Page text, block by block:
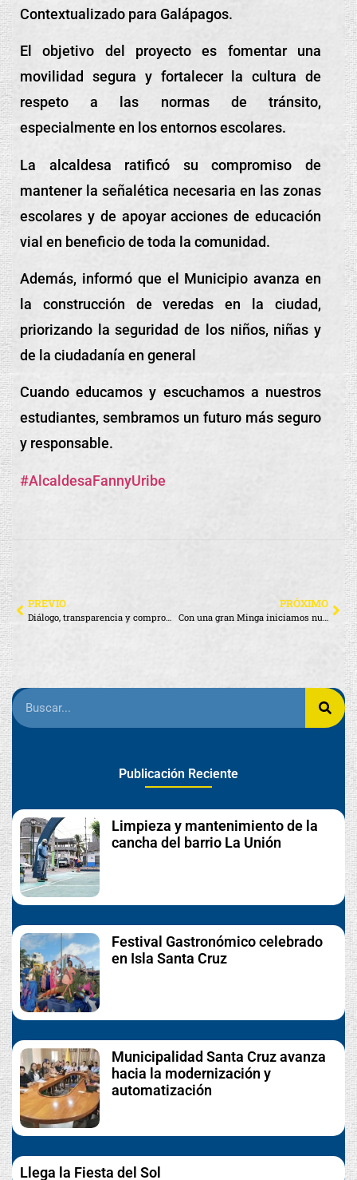
Contextualizado para Galápagos.
El objetivo del proyecto es fomentar una
movilidad segura y fortalecer la cultura de
respeto a las normas de tránsito,
especialmente en los entornos escolares.
La alcaldesa ratificó su compromiso de
mantener la señalética necesaria en las zonas
escolares y de apoyar acciones de educación
vial en beneficio de toda la comunidad.
Además, informó que el Municipio avanza en
la construcción de veredas en la ciudad,
priorizando la seguridad de los niños, niñas y
de la ciudadanía en general
Cuando educamos y escuchamos a nuestros
estudiantes, sembramos un futuro más seguro
y responsable.
#AlcaldesaFannyUribe
PREVIO
Diálogo, transparencia y compromiso con nuestros artesanos
PRÓXIMO
Con una gran Minga iniciamos nuestras fiestas
Publicación Reciente
Limpieza y mantenimiento de la
cancha del barrio La Unión
Festival Gastronómico celebrado
en Isla Santa Cruz
Municipalidad Santa Cruz avanza
hacia la modernización y
automatización
Llega la Fiesta del Sol